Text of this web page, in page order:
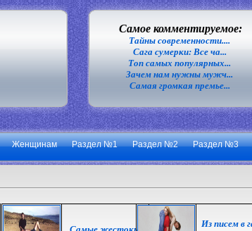
Самое комментируемое:
Тайны современности....
Сага сумерки: Все ча...
Топ самых популярных...
Зачем нам нужны мужч...
Самая громкая премье...
Женщинам Раздел №1 Раздел №2 Раздел №3
Из писем в